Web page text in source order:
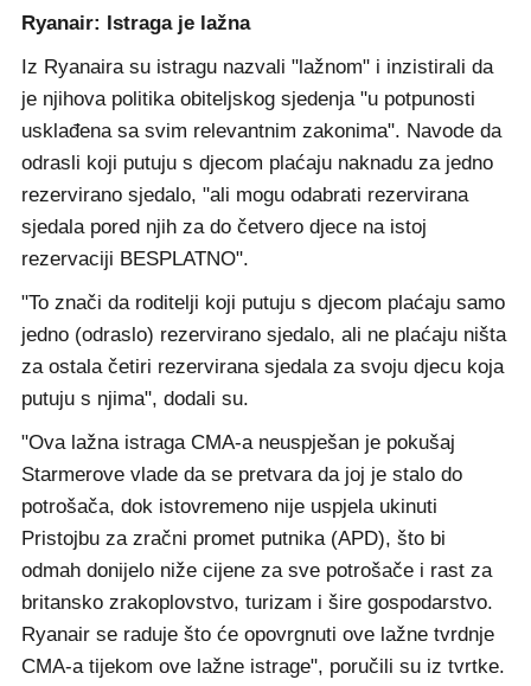
Ryanair: Istraga je lažna
Iz Ryanaira su istragu nazvali "lažnom" i inzistirali da
je njihova politika obiteljskog sjedenja "u potpunosti
usklađena sa svim relevantnim zakonima". Navode da
odrasli koji putuju s djecom plaćaju naknadu za jedno
rezervirano sjedalo, "ali mogu odabrati rezervirana
sjedala pored njih za do četvero djece na istoj
rezervaciji BESPLATNO".
"To znači da roditelji koji putuju s djecom plaćaju samo
jedno (odraslo) rezervirano sjedalo, ali ne plaćaju ništa
za ostala četiri rezervirana sjedala za svoju djecu koja
putuju s njima", dodali su.
"Ova lažna istraga CMA-a neuspješan je pokušaj
Starmerove vlade da se pretvara da joj je stalo do
potrošača, dok istovremeno nije uspjela ukinuti
Pristojbu za zračni promet putnika (APD), što bi
odmah donijelo niže cijene za sve potrošače i rast za
britansko zrakoplovstvo, turizam i šire gospodarstvo.
Ryanair se raduje što će opovrgnuti ove lažne tvrdnje
CMA-a tijekom ove lažne istrage", poručili su iz tvrtke.